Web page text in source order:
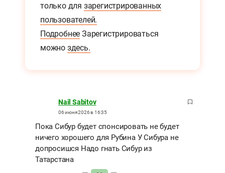
только для зарегистрированных
пользователей.
Подробнее Зарегистрироваться
можно здесь.
Nail Sabitov
06 июня 2026 в 16:35
Пока Сибур будет спонсировать не будет
ничего хорошего для Рубина У Сибура не
допросишся Надо гнать Сибур из
Татарстана